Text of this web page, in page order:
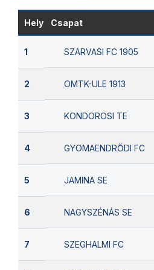
Hely Csapat
1 SZARVASI FC 1905
2 OMTK-ULE 1913
3 KONDOROSI TE
4 GYOMAENDRŐDI FC
5 JAMINA SE
6 NAGYSZÉNÁS SE
7 SZEGHALMI FC